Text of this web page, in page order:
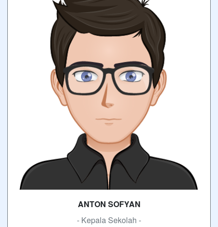
ANTON SOFYAN
- Kepala Sekolah -